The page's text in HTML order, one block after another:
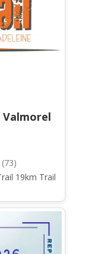
Valmorel
19km Trail